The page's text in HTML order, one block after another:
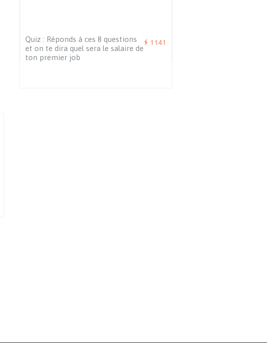
1141
Quiz : Réponds à ces 8 questions
et on te dira quel sera le salaire de
ton premier job